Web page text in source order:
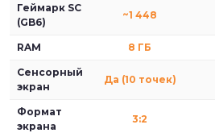
Геймарк SC
(GB6)
~1 448
RAM 8 ГБ
Сенсорный
экран
Да (10 точек)
Формат
экрана
3:2